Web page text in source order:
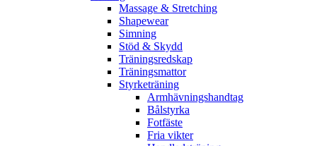
Massage & Stretching
Shapewear
Simning
Stöd & Skydd
Träningsredskap
Träningsmattor
Styrketräning
Armhävningshandtag
Bålstyrka
Fotfäste
Fria vikter